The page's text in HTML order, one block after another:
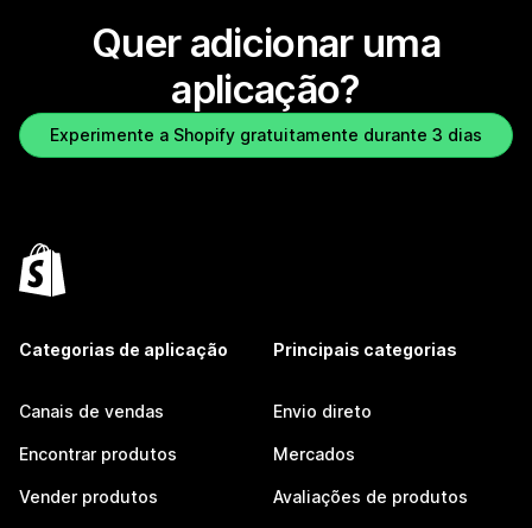
Quer adicionar uma
aplicação?
Experimente a Shopify gratuitamente durante 3 dias
Categorias de aplicação
Canais de vendas
Encontrar produtos
Vender produtos
Principais categorias
Envio direto
Mercados
Avaliações de produtos